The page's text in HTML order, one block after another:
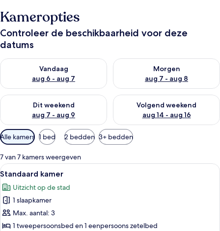
Kameropties
Controleer de beschikbaarheid voor deze
datums
Vandaag
aug 6 - aug 7
De beschikbaarheid controleren voor vanavond aug 6 - aug 7
Morgen
aug 7 - aug 8
De beschikbaarheid
Dit weekend
aug 7 - aug 9
De beschikbaarheid controleren voor dit weekend aug 7 -
Volgend weekend
aug 14 - aug 16
De beschikbaarheid
Beschikbare
filters
voor
kamers
Alle kamers 1 bed 2 bedden 3+ bedden
7 van 7 kamers weergeven
Alle
foto's
voor
Standaard
kamer
laden
Een kamer met een bed, een
6
Standaard kamer
Uitzicht op de stad
1 slaapkamer
Max. aantal: 3
1 tweepersoonsbed en 1 eenpersoons zetelbed